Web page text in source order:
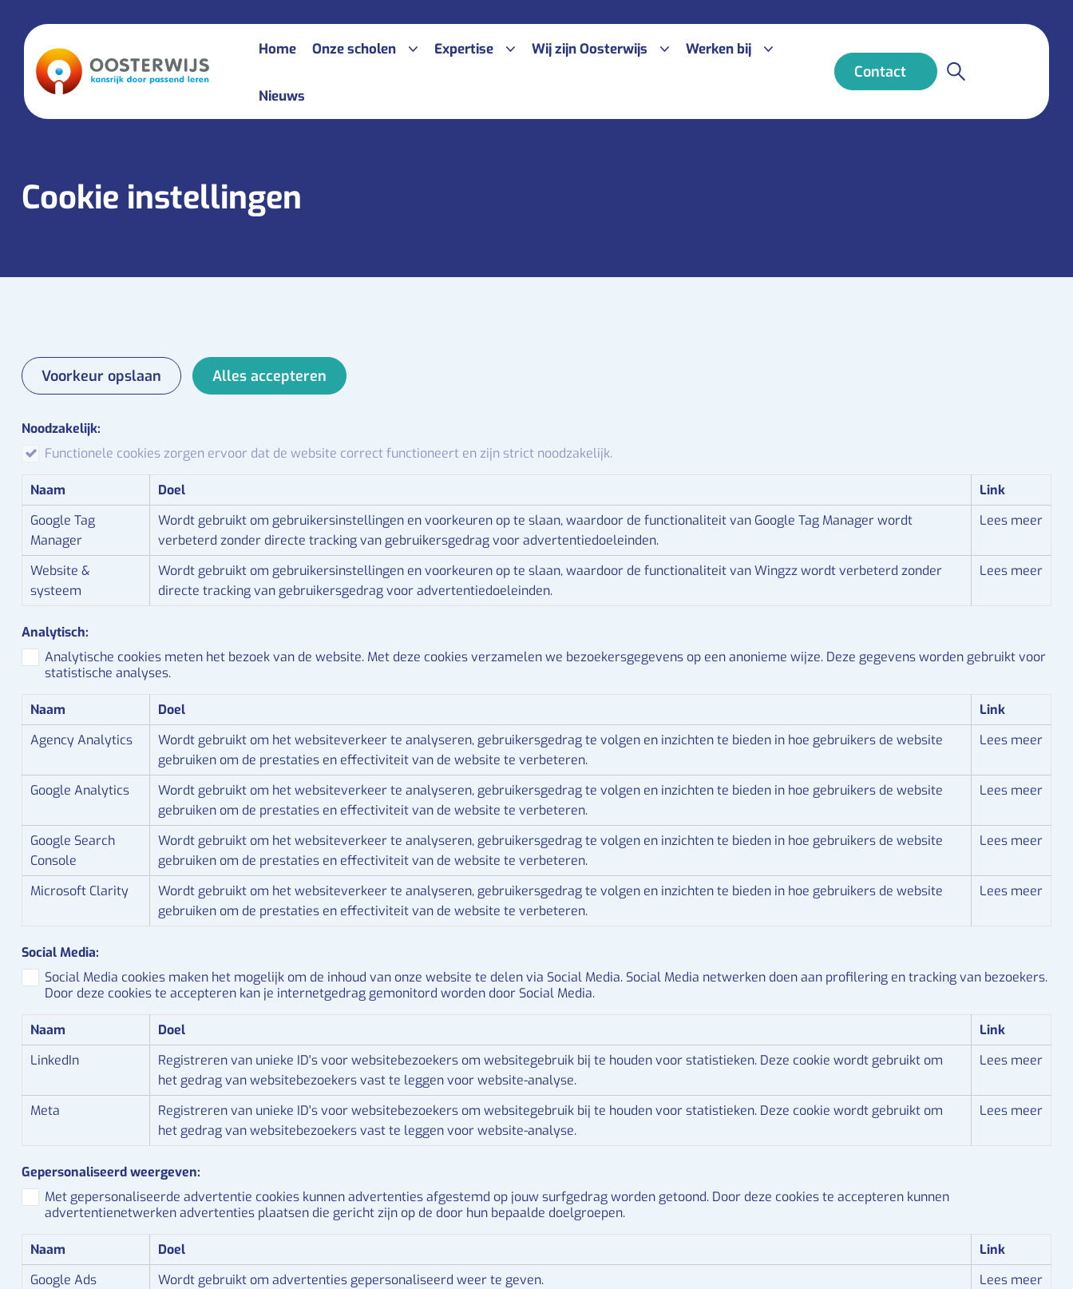
Home Onze scholen
Sterrenkijker Uden
arbeid/vervolgonderwijs
Expertise
ABCD-model
Wij zijn Oosterwijs
Koers
Werken bij
Vacatures
Nieuws
Contact
Cookie instellingen
Voorkeur opslaan Alles accepteren
Noodzakelijk:
Functionele cookies zorgen ervoor dat de website correct functioneert en zijn strict noodzakelijk.
Naam Doel
Link
Google Tag
Manager
Wordt gebruikt om gebruikersinstellingen en voorkeuren op te slaan, waardoor de functionaliteit van Google Tag Manager wordt
verbeterd zonder directe tracking van gebruikersgedrag voor advertentiedoeleinden.
Lees meer
Website &
systeem
Wordt gebruikt om gebruikersinstellingen en voorkeuren op te slaan, waardoor de functionaliteit van Wingzz wordt verbeterd zonder
directe tracking van gebruikersgedrag voor advertentiedoeleinden.
Lees meer
Analytisch:
Analytische cookies meten het bezoek van de website. Met deze cookies verzamelen we bezoekersgegevens op een anonieme wijze. Deze gegevens worden gebruikt voor
statistische analyses.
Naam Doel
Link
Agency Analytics
Wordt gebruikt om het websiteverkeer te analyseren, gebruikersgedrag te volgen en inzichten te bieden in hoe gebruikers de website
gebruiken om de prestaties en effectiviteit van de website te verbeteren.
Lees meer
Google Analytics
Wordt gebruikt om het websiteverkeer te analyseren, gebruikersgedrag te volgen en inzichten te bieden in hoe gebruikers de website
gebruiken om de prestaties en effectiviteit van de website te verbeteren.
Lees meer
Google Search
Console
Wordt gebruikt om het websiteverkeer te analyseren, gebruikersgedrag te volgen en inzichten te bieden in hoe gebruikers de website
gebruiken om de prestaties en effectiviteit van de website te verbeteren.
Lees meer
Microsoft Clarity
Wordt gebruikt om het websiteverkeer te analyseren, gebruikersgedrag te volgen en inzichten te bieden in hoe gebruikers de website
gebruiken om de prestaties en effectiviteit van de website te verbeteren.
Lees meer
Social Media:
Social Media cookies maken het mogelijk om de inhoud van onze website te delen via Social Media. Social Media netwerken doen aan profilering en tracking van bezoekers.
Door deze cookies te accepteren kan je internetgedrag gemonitord worden door Social Media.
Naam Doel
Link
LinkedIn
Registreren van unieke ID's voor websitebezoekers om websitegebruik bij te houden voor statistieken. Deze cookie wordt gebruikt om
het gedrag van websitebezoekers vast te leggen voor website-analyse.
Lees meer
Meta Registreren van unieke ID's voor websitebezoekers om websitegebruik bij te houden voor statistieken. Deze cookie wordt gebruikt om
het gedrag van websitebezoekers vast te leggen voor website-analyse.
Lees meer
Gepersonaliseerd weergeven:
Met gepersonaliseerde advertentie cookies kunnen advertenties afgestemd op jouw surfgedrag worden getoond. Door deze cookies te accepteren kunnen
advertentienetwerken advertenties plaatsen die gericht zijn op de door hun bepaalde doelgroepen.
Naam Doel
Link
Google Ads
Wordt gebruikt om advertenties gepersonaliseerd weer te geven. Lees meer